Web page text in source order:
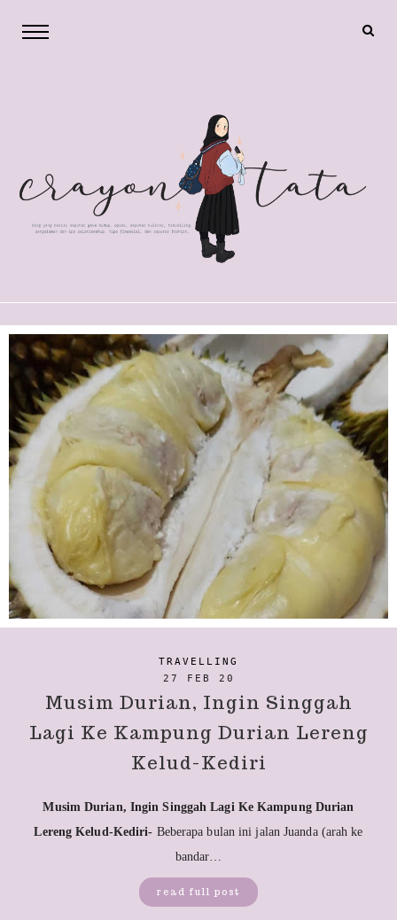
TRAVELLING
27 FEB 20
Musim Durian, Ingin Singgah
Lagi Ke Kampung Durian Lereng
Kelud-Kediri
Musim Durian, Ingin Singgah Lagi Ke Kampung Durian
Lereng Kelud-Kediri- Beberapa bulan ini jalan Juanda (arah ke
bandar…
read full post